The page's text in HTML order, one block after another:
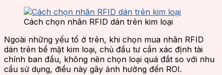
Cách chọn nhãn RFID dán trên kim loại
Ngoài những yếu tố ở trên, khi chọn mua nhãn RFID
dán trên bề mặt kim loại, chủ đầu tư cần xác định tài
chính ban đầu, không nên chọn loại quá đắt so với nhu
cầu sử dụng, điều này gây ảnh hưởng đến ROI.